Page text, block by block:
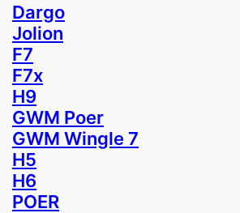
Dargo
Jolion
F7
F7x
H9
GWM Poer
GWM Wingle 7
H5
H6
POER